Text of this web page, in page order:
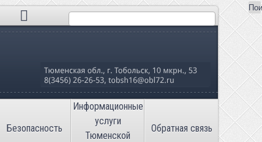
Поиск
школа №16»
Безопасность
Информационные
услуги
Тюменской
Обратная связь